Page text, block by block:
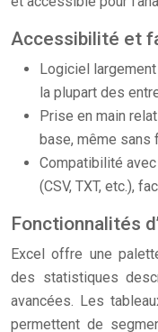
Accessibilité et
Logiciel
la plupart des
Prise en main
base, même sans
Compatibilité
(CSV, TXT, etc.),
Fonctionnalités
Excel offre une
des statistiques
avancées. Les
permettent de